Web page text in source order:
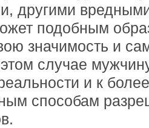
другими
подобным
значимость и
случае
и к
способам